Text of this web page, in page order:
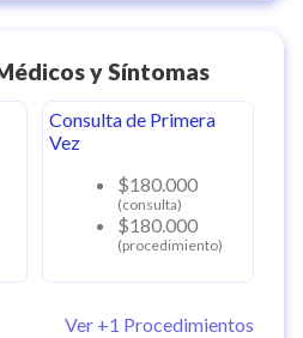
y Síntomas
Consulta de Primera
Vez
$180.000
(consulta)
$180.000
(procedimiento)
Ver +1 Procedimientos